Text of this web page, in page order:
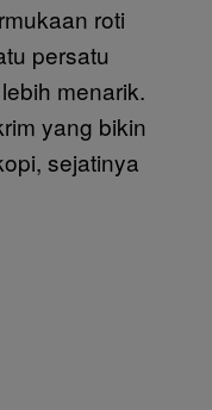
roti
persatu
menarik.
yang bikin
sejatinya